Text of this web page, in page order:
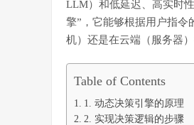
LLM）和低延迟、高实时
擎”，它能够根据用户指令
机）还是在云端（服务器）
Table of Contents
1. 动态决策引擎的原理
2. 实现决策逻辑的步骤